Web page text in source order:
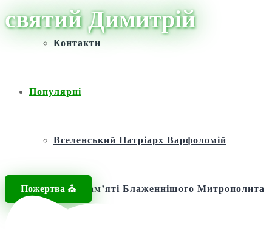
Контакти
Популярні
Вселенський Патріарх Варфоломій
Фонд пам’яті Блаженнішого Митрополита
Пожертва ⛪️
святий Димитрій